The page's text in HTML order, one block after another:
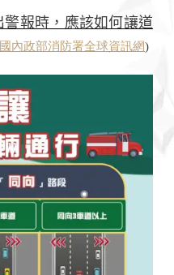
報時，應該如何讓道
內政部消防署全球資訊網)